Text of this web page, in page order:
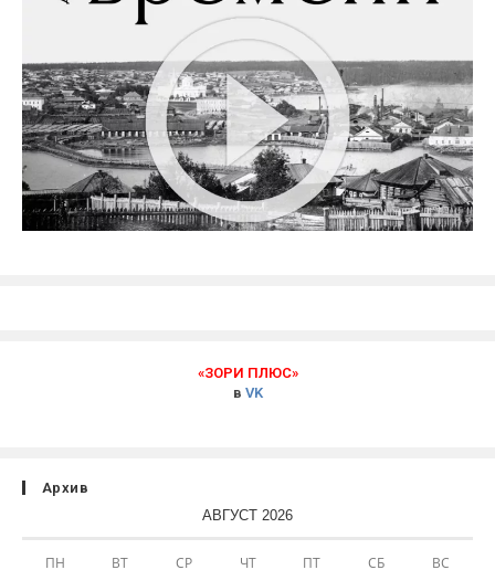
«ЗОРИ ПЛЮС»
в VK
Архив
АВГУСТ 2026
ПН ВТ СР ЧТ ПТ СБ ВС